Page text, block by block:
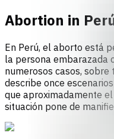
Abortion in
En Perú, el aborto está
la persona embarazada
numerosos casos,
describe once
que aproximadamente
situación pone de